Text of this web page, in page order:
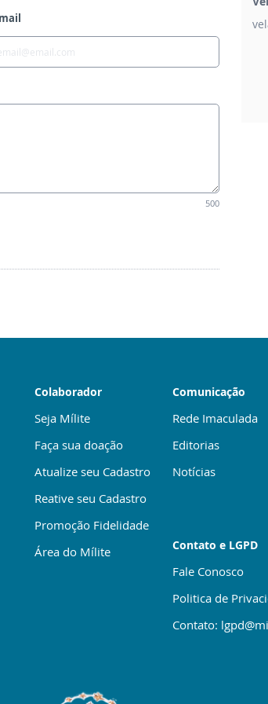
500
Colaborador
Seja Mílite
Faça sua doação
Atualize seu Cadastro
Reative seu Cadastro
Promoção Fidelidade
Área do Mílite
Comunicação
Rede Imaculada
Editorias
Notícias
Contato e LGPD
Fale Conosco
Politica de
Contato: